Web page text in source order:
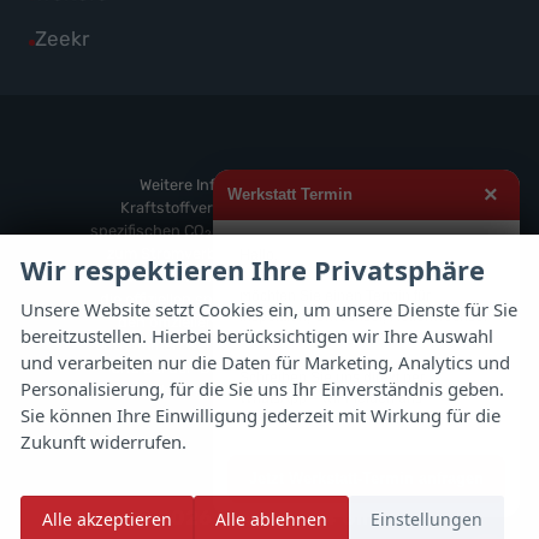
Werkstatt Termin ×
Inspektion, Ölwechsel, Reifenwechsel
oder Rädereinlagerung vereinbaren?
Schreiben Sie uns direkt per
WhatsApp – wir melden uns
schnellstmöglich zurück.
Volkswagen
anzeigen
Volvo
Fahrzeuge
Zeekr
Alle
Weitere Informationen zum offiziellen
Kraftstoffverbrauch und zu den offiziellen
spezifischen CO2
'Leitfaden über den offiziellen Kraftstoffverbrauch,
den offiziellen Stromverbrauch neuer PKW'
entnommen werden, der an allen Verkaufsstellen
und bei der 'Deutschen Automobil Treuhand
GmbH' unentgeltlich erhältlich ist unter
www.dat.de.
© 2026 Autoflex 24 GmbH
Wir respektieren Ihre Privatsphäre
Unsere Website setzt Cookies ein, um unsere Dienste für Sie
bereitzustellen. Hierbei berücksichtigen wir Ihre Auswahl
und verarbeiten nur die Daten für Marketing, Analytics und
Personalisierung, für die Sie uns Ihr Einverständnis geben.
Sie können Ihre Einwilligung jederzeit mit Wirkung für die
Zukunft widerrufen.
Alle akzeptieren Alle ablehnen Einstellungen